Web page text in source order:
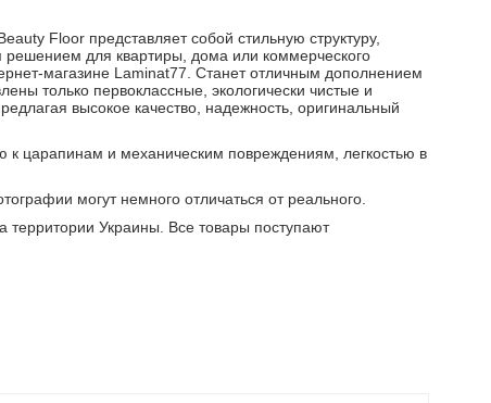
Floor представляет собой стильную структуру,
для квартиры, дома или коммерческого
магазине Laminat77. Станет отличным дополнением
только первоклассные, экологически чистые и
высокое качество, надежность, оригинальный
к царапинам и механическим повреждениям, легкостью в
могут немного отличаться от реального.
Украины. Все товары поступают